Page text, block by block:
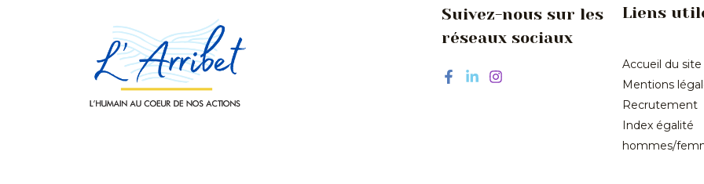
Suivez-nous sur les
réseaux sociaux
Liens
Accueil du site
Mentions
Recrutement
Index égalité
hommes/